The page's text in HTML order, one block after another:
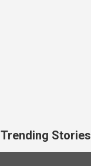
Trending Stories